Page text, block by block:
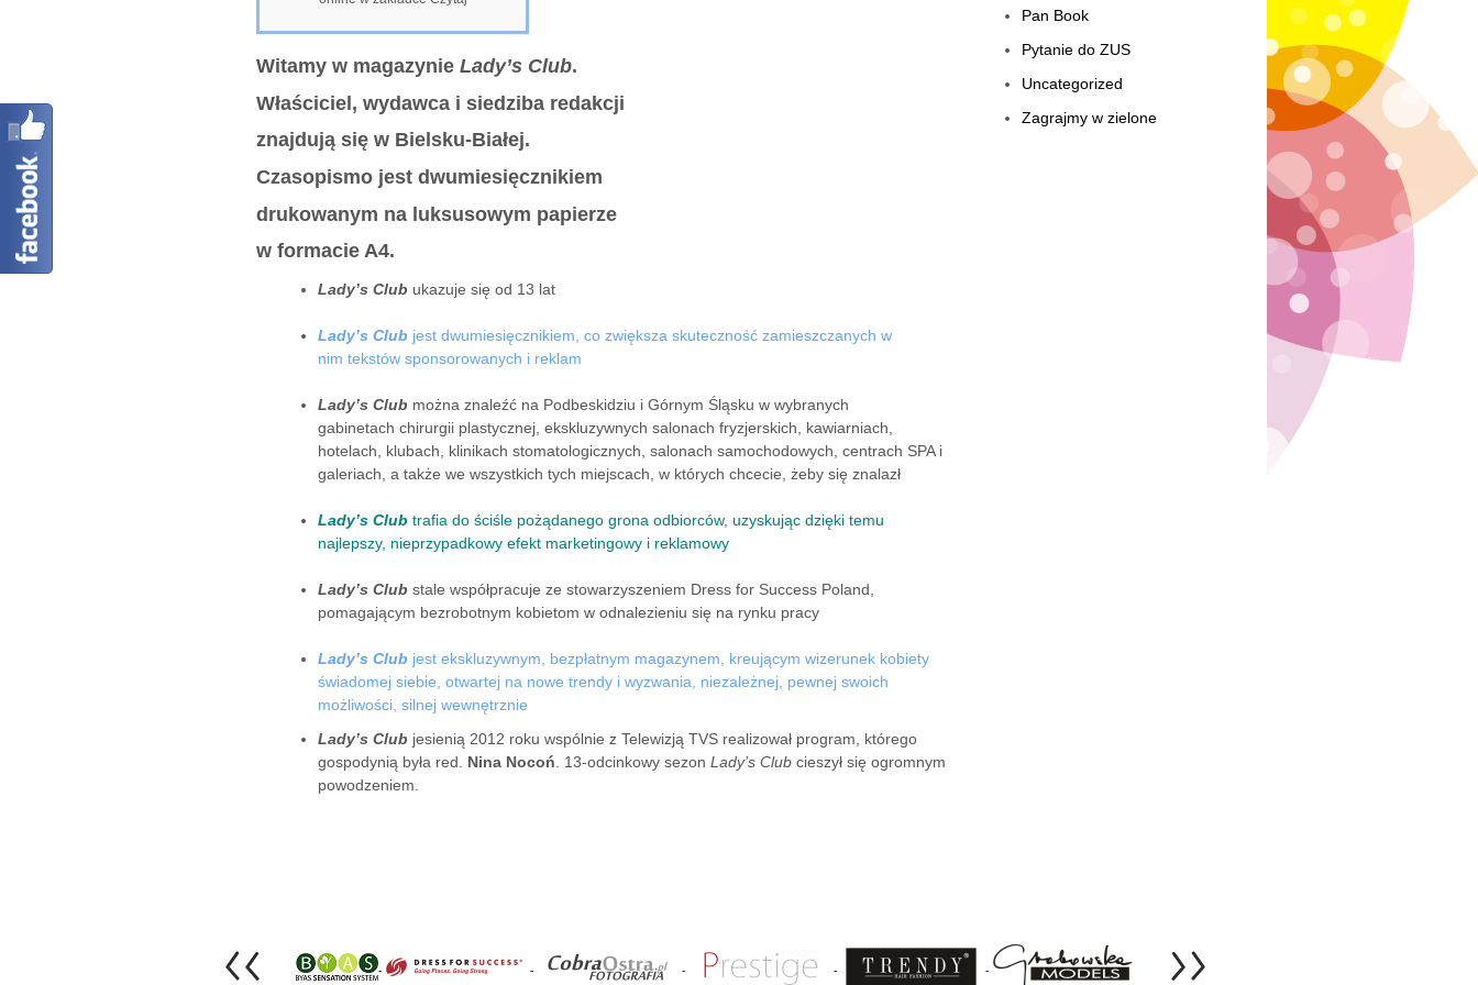
Witamy w magazynie Lady’s Club.
Właściciel, wydawca i siedziba redakcji
znajdują się w Bielsku-Białej.
Czasopismo jest dwumiesięcznikiem
drukowanym na luksusowym papierze
w formacie A4.
Lady’s Club ukazuje się od 13 lat
Lady’s Club jest dwumiesięcznikiem, co zwiększa skuteczność zamieszczanych w
nim tekstów sponsorowanych i reklam
Lady’s Club można znaleźć na Podbeskidziu i Górnym Śląsku w wybranych
gabinetach chirurgii plastycznej, ekskluzywnych salonach fryzjerskich, kawiarniach,
hotelach, klubach, klinikach stomatologicznych, salonach samochodowych, centrach SPA i
galeriach, a także we wszystkich tych miejscach, w których chcecie, żeby się znalazł
Lady’s Club trafia do ściśle pożądanego grona odbiorców, uzyskując dzięki temu
najlepszy, nieprzypadkowy efekt marketingowy i reklamowy
Lady’s Club stale współpracuje ze stowarzyszeniem Dress for Success Poland,
pomagającym bezrobotnym kobietom w odnalezieniu się na rynku pracy
Lady’s Club jest ekskluzywnym, bezpłatnym magazynem, kreującym wizerunek kobiety
świadomej siebie, otwartej na nowe trendy i wyzwania, niezależnej, pewnej swoich
możliwości, silnej wewnętrznie
Lady’s Club jesienią 2012 roku wspólnie z Telewizją TVS realizował program, którego
gospodynią była red. Nina Nocoń . 13-odcinkowy sezon Lady’s Club cieszył się ogromnym
powodzeniem.
Pan Book
Pytanie do ZUS
Uncategorized
Zagrajmy w zielone